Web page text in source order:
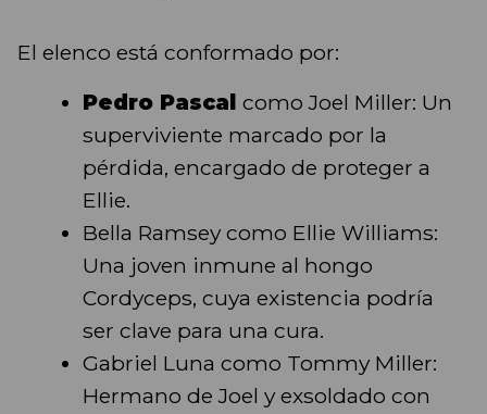
El elenco está conformado por:
Pedro Pascal como Joel Miller: Un
superviviente marcado por la
pérdida, encargado de proteger a
Ellie.
Bella Ramsey como Ellie Williams:
Una joven inmune al hongo
Cordyceps, cuya existencia podría
ser clave para una cura.
Gabriel Luna como Tommy Miller:
Hermano de Joel y exsoldado con